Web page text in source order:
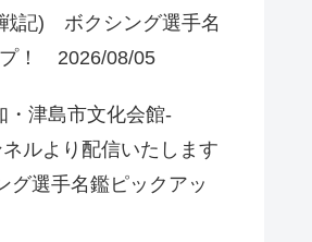
記) ボクシング選手名
！ 2026/08/05
・津島市文化会館-
ルより配信いたします
選手名鑑ピックアッ